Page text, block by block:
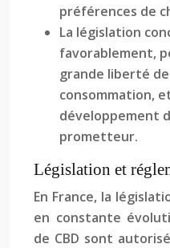
préférences de
La législation
favorablement,
grande liberté
consommation,
développement
prometteur.
Législation et
En France, la
en constante
de CBD sont